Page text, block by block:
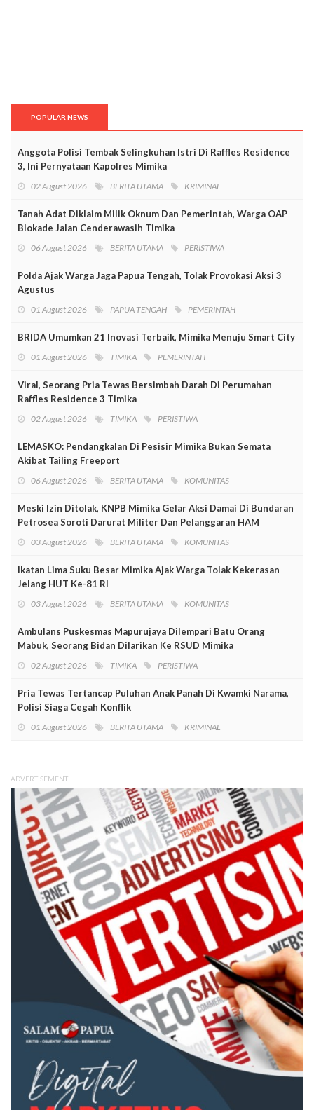
POPULAR NEWS
Anggota Polisi Tembak Selingkuhan Istri Di Raffles Residence
3, Ini Pernyataan Kapolres Mimika
02 August 2026 BERITA UTAMA KRIMINAL
Tanah Adat Diklaim Milik Oknum Dan Pemerintah, Warga OAP
Blokade Jalan Cenderawasih Timika
06 August 2026 BERITA UTAMA PERISTIWA
Polda Ajak Warga Jaga Papua Tengah, Tolak Provokasi Aksi 3
Agustus
01 August 2026 PAPUA TENGAH PEMERINTAH
BRIDA Umumkan 21 Inovasi Terbaik, Mimika Menuju Smart City
01 August 2026 TIMIKA PEMERINTAH
Viral, Seorang Pria Tewas Bersimbah Darah Di Perumahan
Raffles Residence 3 Timika
02 August 2026 TIMIKA PERISTIWA
LEMASKO: Pendangkalan Di Pesisir Mimika Bukan Semata
Akibat Tailing Freeport
06 August 2026 BERITA UTAMA KOMUNITAS
Meski Izin Ditolak, KNPB Mimika Gelar Aksi Damai Di Bundaran
Petrosea Soroti Darurat Militer Dan Pelanggaran HAM
03 August 2026 BERITA UTAMA KOMUNITAS
Ikatan Lima Suku Besar Mimika Ajak Warga Tolak Kekerasan
Jelang HUT Ke-81 RI
03 August 2026 BERITA UTAMA KOMUNITAS
Ambulans Puskesmas Mapurujaya Dilempari Batu Orang
Mabuk, Seorang Bidan Dilarikan Ke RSUD Mimika
02 August 2026 TIMIKA PERISTIWA
Pria Tewas Tertancap Puluhan Anak Panah Di Kwamki Narama,
Polisi Siaga Cegah Konflik
01 August 2026 BERITA UTAMA KRIMINAL
ADVERTISEMENT